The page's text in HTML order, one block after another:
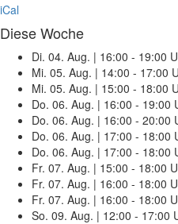
iCal
Diese Woche
Di. 04. Aug. | 16:00 - 19:00
Mi. 05. Aug. | 14:00 - 17:00
Mi. 05. Aug. | 15:00 - 18:00
Do. 06. Aug. | 16:00 - 19:00
Do. 06. Aug. | 16:00 - 20:00
Do. 06. Aug. | 17:00 - 18:00
Do. 06. Aug. | 17:00 - 18:00
Fr. 07. Aug. | 15:00 - 18:00
Fr. 07. Aug. | 16:00 - 18:00
Fr. 07. Aug. | 16:00 - 18:00
So. 09. Aug. | 12:00 - 17:00